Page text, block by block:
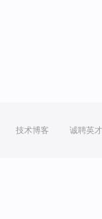
技术博客 诚聘英才